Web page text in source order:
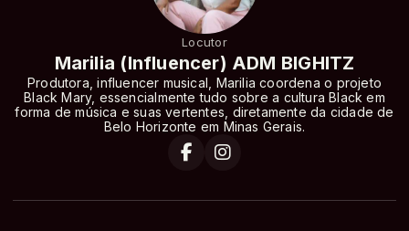
Locutor
Marilia (Influencer) ADM BIGHITZ
Produtora, influencer musical, Marilia coordena o projeto
Black Mary, essencialmente tudo sobre a cultura Black em
forma de música e suas vertentes, diretamente da cidade de
Belo Horizonte em Minas Gerais.